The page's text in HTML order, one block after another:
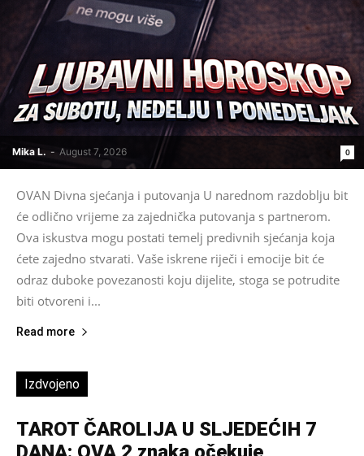
Mika L. - August 7, 2026 0
OVAN Divna sjećanja i putovanja U narednom razdoblju bit
će odlično vrijeme za zajednička putovanja s partnerom.
Ova iskustva mogu postati temelj predivnih sjećanja koja
ćete zajedno stvarati. Vaše iskrene riječi i emocije bit će
odraz duboke povezanosti koju dijelite, stoga se potrudite
biti otvoreni i...
Read more
Izdvojeno
TAROT ČAROLIJA U SLJEDEĆIH 7